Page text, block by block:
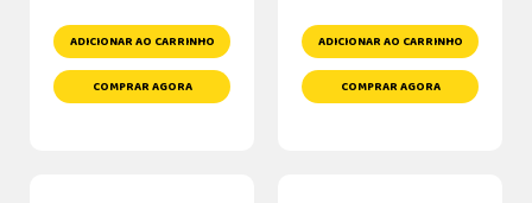
ADICIONAR AO CARRINHO
COMPRAR AGORA
ADICIONAR AO CARRINHO
COMPRAR AGORA